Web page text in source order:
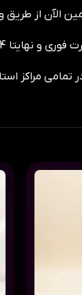
الآن از
های شهر مقصد ارسال خواهد شد.
مراکز